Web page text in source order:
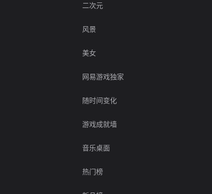
二次元
风景
美女
网易游戏独家
随时间变化
游戏成就墙
音乐桌面
热门榜